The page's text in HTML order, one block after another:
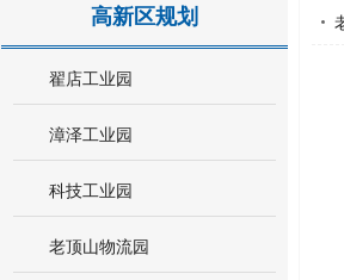
高新区规划
翟店工业园
漳泽工业园
科技工业园
老顶山物流园